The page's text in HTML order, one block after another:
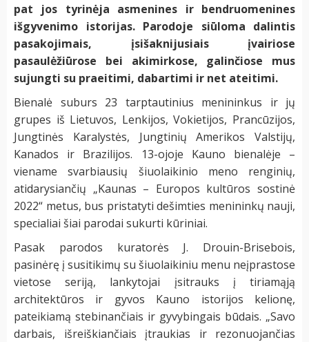
pat jos tyrinėja asmenines ir bendruomenines
išgyvenimo istorijas. Parodoje siūloma dalintis
pasakojimais, įsišaknijusiais įvairiose
pasaulėžiūrose bei akimirkose, galinčiose mus
sujungti su praeitimi, dabartimi ir net ateitimi.
Bienalė suburs 23 tarptautinius menininkus ir jų
grupes iš Lietuvos, Lenkijos, Vokietijos, Prancūzijos,
Jungtinės Karalystės, Jungtinių Amerikos Valstijų,
Kanados ir Brazilijos. 13-ojoje Kauno bienalėje –
viename svarbiausių šiuolaikinio meno renginių,
atidarysiančių „Kaunas – Europos kultūros sostinė
2022“ metus, bus pristatyti dešimties menininkų nauji,
specialiai šiai parodai sukurti kūriniai.
Pasak parodos kuratorės J. Drouin-Brisebois,
pasinėrę į susitikimų su šiuolaikiniu menu neįprastose
vietose seriją, lankytojai įsitrauks į tiriamąją
architektūros ir gyvos Kauno istorijos kelionę,
pateikiamą stebinančiais ir gyvybingais būdais. „Savo
darbais, išreiškiančiais įtraukias ir rezonuojančias